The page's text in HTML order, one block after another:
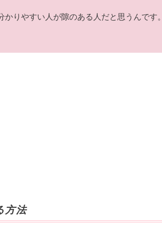
りやすい人が隙のある人だと思うんです。
方法